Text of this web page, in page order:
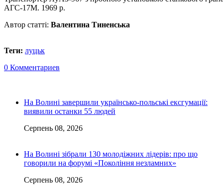
АГС-17М. 1969 р.
Автор статті: Валентина Тиненська
Теги: луцьк
0 Комментариев
На Волині завершили українсько-польські ексгумації:
виявили останки 55 людей
Серпень 08, 2026
На Волині зібрали 130 молодіжних лідерів: про що
говорили на форумі «Покоління незламних»
Серпень 08, 2026